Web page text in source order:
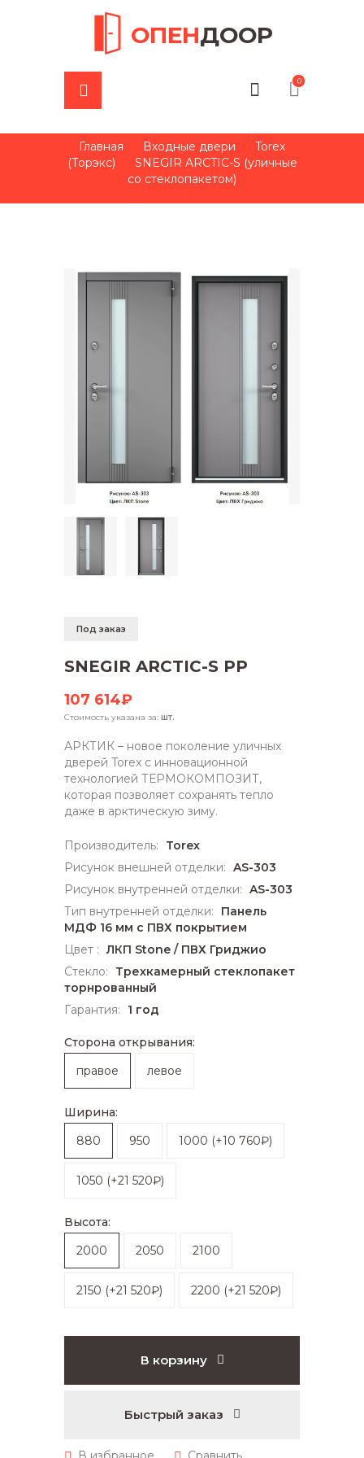
ОПЕНДООР
0
Главная Входные двери
Torex
(Торэкс)
SNEGIR ARCTIC-S (уличные
со стеклопакетом)
Под заказ
SNEGIR ARCTIC-S PP
107 614₽
Стоимость указана за: шт.
АРКТИК – новое поколение уличных
дверей Torex с инновационной
технологией ТЕРМОКОМПОЗИТ,
которая позволяет сохранять тепло
даже в арктическую зиму.
Производитель:
Torex
Рисунок внешней отделки: AS-303
Рисунок внутренней отделки: AS-303
Тип внутренней отделки:
Панель
МДФ 16 мм с ПВХ покрытием
Цвет : ЛКП Stone / ПВХ Гриджио
Стекло:
Трехкамерный стеклопакет
торнрованный
Гарантия:
1 год
Сторона открывания:
правое
левое
Ширина:
880
950 1000 (+10 760₽)
1050 (+21 520₽)
Высота:
2000
2050 2100
2150 (+21 520₽) 2200 (+21 520₽)
В корзину
Быстрый заказ